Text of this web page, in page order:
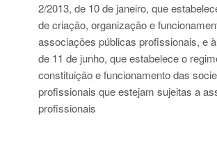
2/2013, de 10 de janeiro, que
de criação, organização e
associações públicas profissionais, e à
de 11 de junho, que estabelece o
constituição e funcionamento das
profissionais que estejam sujeitas a
profissionais